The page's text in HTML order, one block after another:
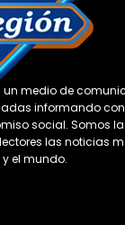
un medio de
informando
social. Somos
las noticias
y el mundo.